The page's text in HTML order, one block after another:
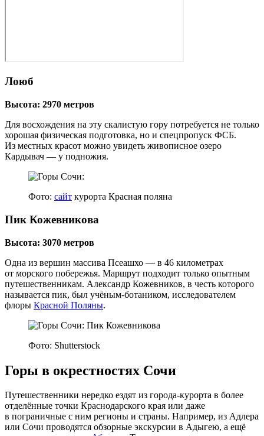
Лоюб
Высота: 2970 метров
Для восхождения на эту скалистую гору потребуется не только
хорошая физическая подготовка, но и спецпропуск ФСБ.
Из местных красот можно увидеть живописное озеро
Кардывач — у подножия.
Фото: сайт курорта Красная поляна
Пик Кожевникова
Высота: 3070 метров
Одна из вершин массива Псеашхо — в 46 километрах
от морского побережья. Маршрут подходит только опытным
путешественникам. Александр Кожевников, в честь которого
называется пик, был учёным-ботаником, исследователем
флоры Красной Поляны.
Фото: Shutterstock
Горы в окрестностях Сочи
Путешественники нередко ездят из города-курорта в более
отделённые точки Краснодарского края или даже
в пограничные с ним регионы и страны. Например, из Адлера
или Сочи проводятся обзорные экскурсии в Адыгею, а ещё